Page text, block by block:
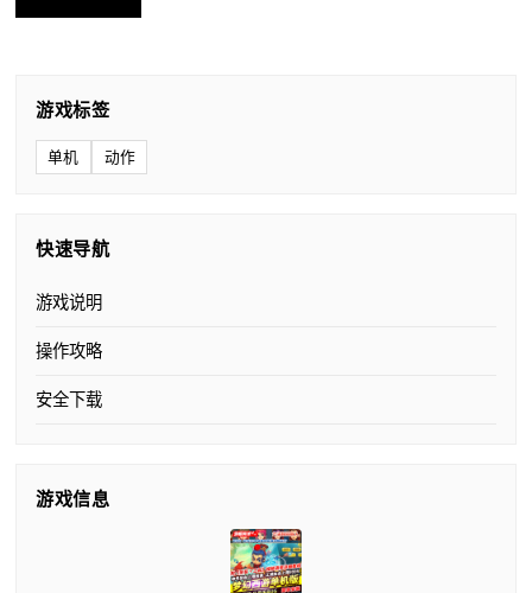
游戏标签
单机 动作
快速导航
游戏说明
操作攻略
安全下载
游戏信息